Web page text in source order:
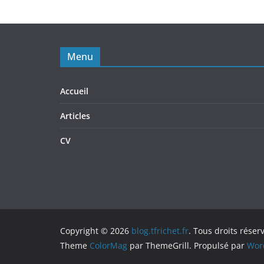
Menu
Accueil
Articles
CV
Copyright © 2026 blog.tfrichet.fr. Tous droits
Theme ColorMag par ThemeGrill. Propulsé par